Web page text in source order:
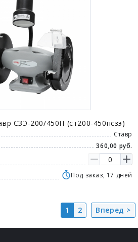
СЗЭ-200/450П (ст200-450псзэ)
Ставр
360,00 руб.
Под заказ, 17 дней
1 2 Вперед >